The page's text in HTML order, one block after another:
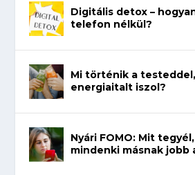
Digitális detox –
telefon nélkül?
Mi történik a
energiaitalt iszol?
Nyári FOMO: Mit
mindenki másnak jobb